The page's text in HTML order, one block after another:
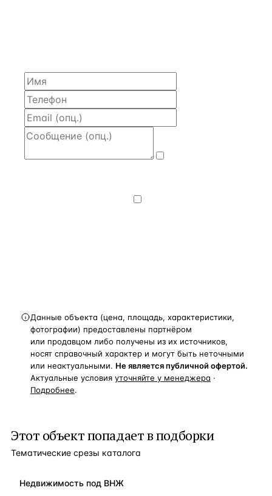
Данные объекта (цена, площадь, характеристики,
фотографии) предоставлены партнёром
или продавцом либо получены из их источников,
носят справочный характер и могут быть неточными
или неактуальными. Не является публичной офертой.
Актуальные условия уточняйте у менеджера ·
Подробнее.
Этот объект попадает в подборки
Тематические срезы каталога
Недвижимость под ВНЖ